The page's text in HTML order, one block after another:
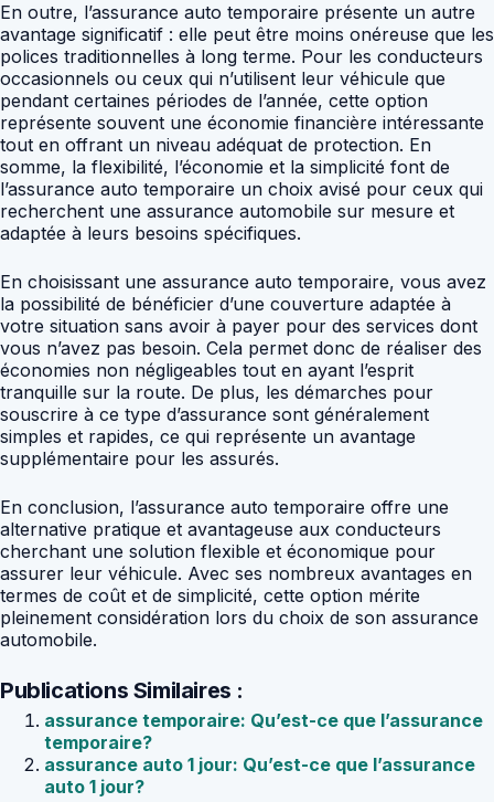
En outre, l’assurance auto temporaire présente un autre
avantage significatif : elle peut être moins onéreuse que les
polices traditionnelles à long terme. Pour les conducteurs
occasionnels ou ceux qui n’utilisent leur véhicule que
pendant certaines périodes de l’année, cette option
représente souvent une économie financière intéressante
tout en offrant un niveau adéquat de protection. En
somme, la flexibilité, l’économie et la simplicité font de
l’assurance auto temporaire un choix avisé pour ceux qui
recherchent une assurance automobile sur mesure et
adaptée à leurs besoins spécifiques.
En choisissant une assurance auto temporaire, vous avez
la possibilité de bénéficier d’une couverture adaptée à
votre situation sans avoir à payer pour des services dont
vous n’avez pas besoin. Cela permet donc de réaliser des
économies non négligeables tout en ayant l’esprit
tranquille sur la route. De plus, les démarches pour
souscrire à ce type d’assurance sont généralement
simples et rapides, ce qui représente un avantage
supplémentaire pour les assurés.
En conclusion, l’assurance auto temporaire offre une
alternative pratique et avantageuse aux conducteurs
cherchant une solution flexible et économique pour
assurer leur véhicule. Avec ses nombreux avantages en
termes de coût et de simplicité, cette option mérite
pleinement considération lors du choix de son assurance
automobile.
Publications Similaires :
assurance temporaire: Qu’est-ce que l’assurance
temporaire?
assurance auto 1 jour: Qu’est-ce que l’assurance
auto 1 jour?